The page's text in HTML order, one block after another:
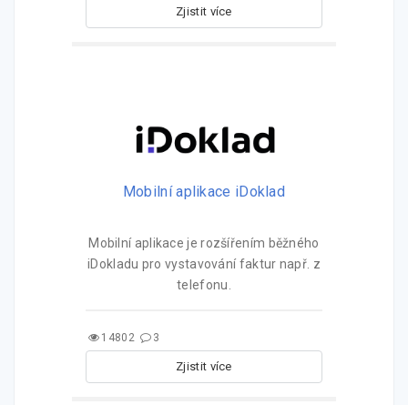
Zjistit více
Mobilní aplikace iDoklad
Mobilní aplikace je rozšířením běžného
iDokladu pro vystavování faktur např. z
telefonu.
14802 3
Zjistit více